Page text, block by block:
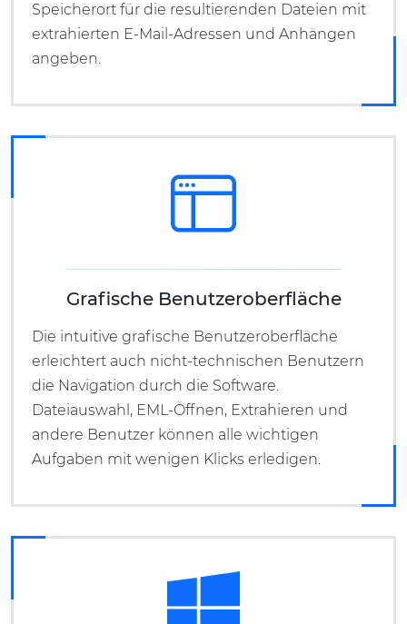
Speicherort für die resultierenden Dateien mit
extrahierten E-Mail-Adressen und Anhängen
angeben.
Grafische Benutzeroberfläche
Die intuitive grafische Benutzeroberfläche
erleichtert auch nicht-technischen Benutzern
die Navigation durch die Software.
Dateiauswahl, EML-Öffnen, Extrahieren und
andere Benutzer können alle wichtigen
Aufgaben mit wenigen Klicks erledigen.